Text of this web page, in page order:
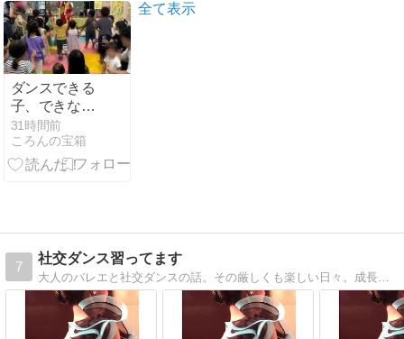
ダンスできる
子、できない
子
31時間前
ころんの宝箱
全て表示
7
社交ダンス習ってます
大人のバレエと社交ダンスの話。その厳しくも楽しい日々。成長する…？！私